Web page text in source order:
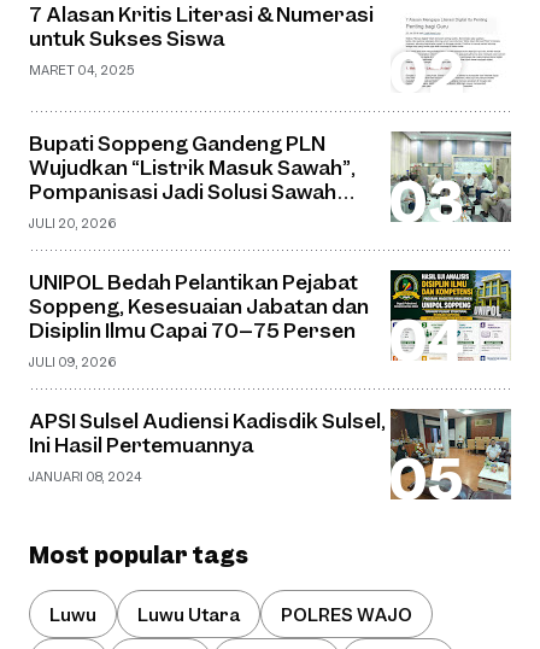
7 Alasan Kritis Literasi & Numerasi
untuk Sukses Siswa
MARET 04, 2025
Bupati Soppeng Gandeng PLN
Wujudkan “Listrik Masuk Sawah”,
Pompanisasi Jadi Solusi Sawah
Tadah Hujan
JULI 20, 2026
UNIPOL Bedah Pelantikan Pejabat
Soppeng, Kesesuaian Jabatan dan
Disiplin Ilmu Capai 70–75 Persen
JULI 09, 2026
APSI Sulsel Audiensi Kadisdik Sulsel,
Ini Hasil Pertemuannya
JANUARI 08, 2024
Most popular tags
Luwu Luwu Utara POLRES WAJO